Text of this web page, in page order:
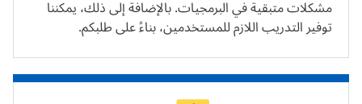
مشكلات متبقية في البرمجيات. بالإضافة إلى ذلك، يمكننا
توفير التدريب اللازم للمستخدمين، بناءً على طلبكم.